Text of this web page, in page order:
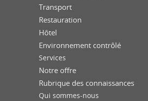
Transport
Restauration
Hôtel
Environnement contrôlé
Services
Notre offre
Rubrique des connaissances
Qui sommes-nous